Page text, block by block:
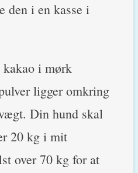
den i en kasse i
i mørk
ligger omkring
Din hund skal
20 kg i mit
over 70 kg for at